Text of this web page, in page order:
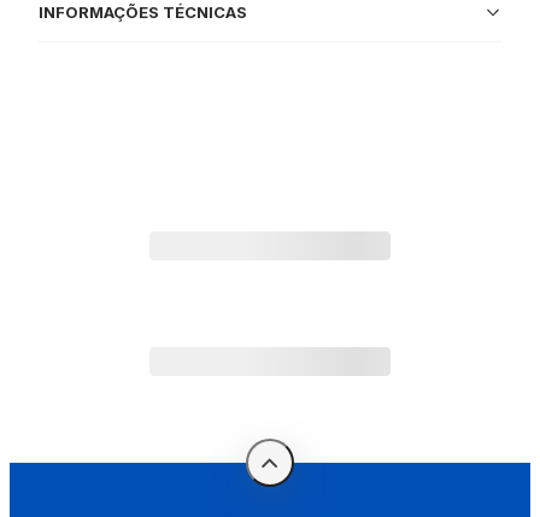
INFORMAÇÕES TÉCNICAS